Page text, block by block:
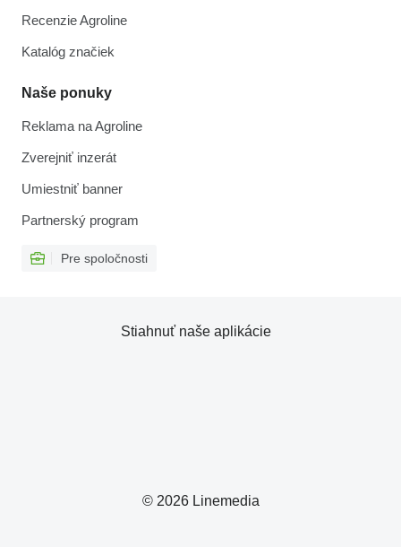
Recenzie Agroline
Katalóg značiek
Naše ponuky
Reklama na Agroline
Zverejniť inzerát
Umiestniť banner
Partnerský program
Pre spoločnosti
© 2026 Linemedia
Stiahnuť naše aplikácie